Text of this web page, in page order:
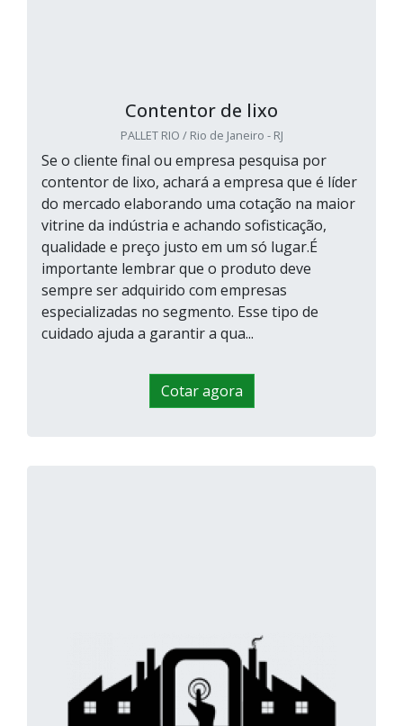
Contentor de lixo
PALLET RIO / Rio de Janeiro - RJ
Se o cliente final ou empresa pesquisa por
contentor de lixo, achará a empresa que é líder
do mercado elaborando uma cotação na maior
vitrine da indústria e achando sofisticação,
qualidade e preço justo em um só lugar.É
importante lembrar que o produto deve
sempre ser adquirido com empresas
especializadas no segmento. Esse tipo de
cuidado ajuda a garantir a qua...
Cotar agora